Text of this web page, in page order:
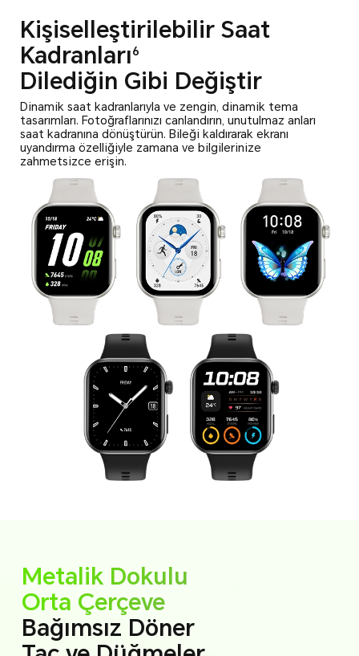
Kişiselleştirilebilir Saat
Kadranları6
Dilediğin Gibi Değiştir
Dinamik saat kadranlarıyla ve zengin, dinamik tema
tasarımları. Fotoğraflarınızı canlandırın, unutulmaz anları
saat kadranına dönüştürün. Bileği kaldırarak ekranı
uyandırma özelliğiyle zamana ve bilgilerinize
zahmetsizce erişin.
Metalik Dokulu
Orta Çerçeve
Bağımsız Döner